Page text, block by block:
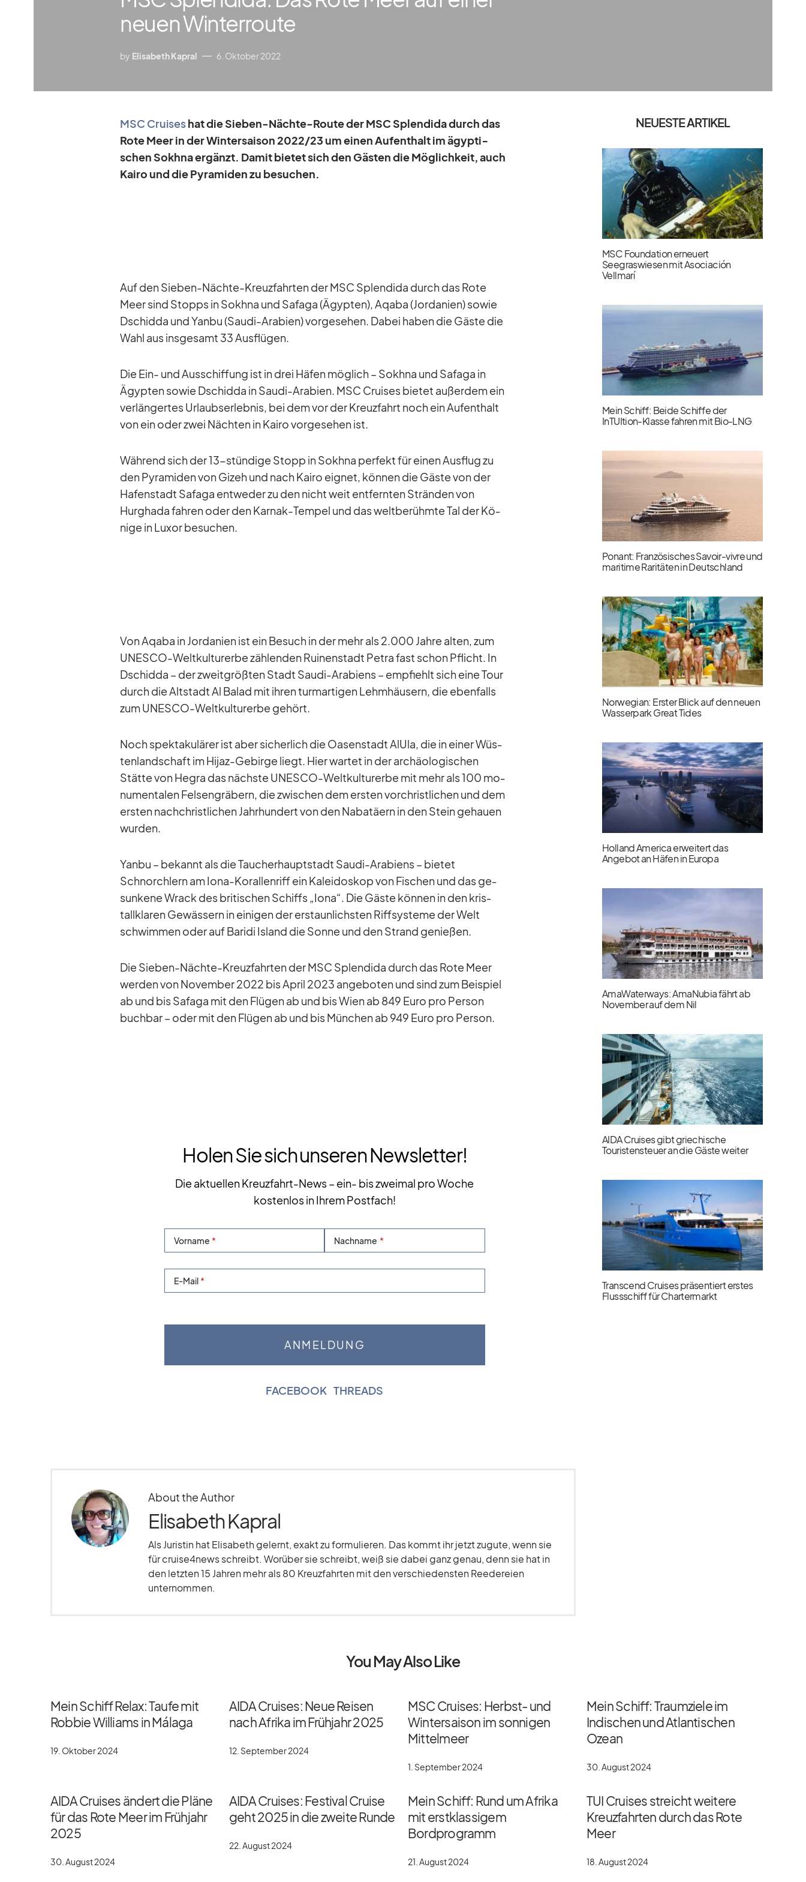
neuen Winterroute
by Elisabeth Kapral 6. Oktober 2022
MSC Crui­seshat die Sie­ben-Nächte-Route derMSC Sple­ndidadurch das
Rote Meerin der Win­ter­sai­son 2022/​23 um ei­nen Auf­ent­halt im ägyp­ti­
schen Sokhna er­gänzt. Da­mit bie­tet sich den Gäs­ten die Mög­lich­keit, auch
Kairo und die Py­ra­mi­den zu be­su­chen.
Auf den Sie­ben-Nächte-Kreuz­fahr­ten der MSC Sple­ndida durch das Rote
Meer sind Stopps in Sokhna und Sa­faga (Ägyp­ten), Aqaba (Jor­da­nien) so­wie
Dsch­idda und Yanbu (Saudi-Ara­bien) vor­ge­se­hen. Da­bei ha­ben die Gäste die
Wahl aus ins­ge­samt 33 Aus­flü­gen.
Die Ein- und Aus­schif­fung ist in drei Hä­fen mög­lich – Sokhna und Sa­faga in
Ägyp­ten so­wie Dsch­idda in Saudi-Ara­bien. MSC Crui­ses bie­tet au­ßer­dem ein
ver­län­ger­tes Ur­laubs­er­leb­nis, bei dem vor der Kreuz­fahrt noch ein Auf­ent­halt
von ein oder zwei Näch­ten in Kairo vor­ge­se­hen ist.
Wäh­rend sich der 13-stün­dige Stopp in Sokhna per­fekt für ei­nen Aus­flug zu
den Py­ra­mi­den von Gi­zeh und nach Kairo eig­net, kön­nen die Gäste von der
Ha­fen­stadt Sa­faga ent­we­der zu den nicht weit ent­fern­ten Strän­den von
Hurghada fah­ren oder den Kar­nak-Tem­pel und das welt­be­rühmte Tal der Kö­
nige in Lu­xor be­su­chen.
Von Aqaba in Jor­da­nien ist ein Be­such in der mehr als 2.000 Jahre al­ten, zum
UNESCO-Welt­kul­tur­erbe zäh­len­den Rui­nen­stadt Pe­tra fast schon Pflicht. In
Dsch­idda – der zweit­größ­ten Stadt Saudi-Ara­bi­ens – emp­fiehlt sich eine Tour
durch die Alt­stadt Al Ba­lad mit ih­ren turm­ar­ti­gen Lehm­häu­sern, die eben­falls
zum UNESCO-Welt­kul­tur­erbe ge­hört.
Noch spek­ta­ku­lä­rer ist aber si­cher­lich die Oa­sen­stadt AlUla, die in ei­ner Wüs­
ten­land­schaft im Hi­jaz-Ge­birge liegt. Hier war­tet in der ar­chäo­lo­gi­schen
Stätte von He­gra das nächste UNESCO-Welt­kul­tur­erbe mit mehr als 100 mo­
nu­men­ta­len Fel­sen­grä­bern, die zwi­schen dem ers­ten vor­christ­li­chen und dem
ers­ten nach­christ­li­chen Jahr­hun­dert von den Na­ba­tä­ern in den Stein ge­hauen
wur­den.
Yanbu – be­kannt als die Tau­cher­haupt­stadt Saudi-Ara­bi­ens – bie­tet
Schnorch­lern am Iona-Ko­ral­len­riff ein Ka­lei­do­skop von Fi­schen und das ge­
sun­kene Wrack des bri­ti­schen Schiffs „Iona“. Die Gäste kön­nen in den kris­
tall­kla­ren Ge­wäs­sern in ei­ni­gen der er­staun­lichs­ten Riff­sys­teme der Welt
schwim­men oder auf Ba­ridi Is­land die Sonne und den Strand ge­nie­ßen.
Die Sie­ben-Nächte-Kreuz­fahr­ten der MSC Sple­ndida durch das Rote Meer
wer­den von No­vem­ber 2022 bis April 2023 an­ge­bo­ten und sind zum Bei­spiel
ab und bis Sa­faga mit den Flü­gen ab und bis Wien ab 849 Euro pro Per­son
buch­bar – oder mit den Flü­gen ab und bis Mün­chen ab 949 Euro pro Per­son.
Holen Sie sich unseren Newsletter!
Die aktuellen Kreuzfahrt-News – ein- bis zweimal pro Woche
kostenlos in Ihrem Postfach!
Vorname Nachname
E-Mail
FACEBOOK |THREADS
About the Author
Elisabeth Kapral
Als Juristin hat Elisabeth gelernt, exakt zu formulieren. Das kommt ihr jetzt zugute, wenn sie
für cruise4news schreibt. Worüber sie schreibt, weiß sie dabei ganz genau, denn sie hat in
den letzten 15 Jahren mehr als 80 Kreuzfahrten mit den verschiedensten Reedereien
unternommen.
NEUESTE ARTIKEL
MSC Foundation erneuert
Seegraswiesen mit Asociación
Vellmarí
Mein Schiff: Beide Schiffe der
InTUItion-Klasse fahren mit Bio-LNG
Ponant: Französisches Savoir-vivre und
maritime Raritäten in Deutschland
Norwegian: Erster Blick auf den neuen
Wasserpark Great Tides
Holland America erweitert das
Angebot an Häfen in Europa
AmaWaterways: AmaNubia fährt ab
November auf dem Nil
AIDA Cruises gibt griechische
Touristensteuer an die Gäste weiter
Transcend Cruises präsentiert erstes
Flussschiff für Chartermarkt
You May Also Like
Mein Schiff Relax: Taufe mit
Robbie Williams in Málaga
19. Oktober 2024
AIDA Cruises: Neue Reisen
nach Afrika im Frühjahr 2025
12. September 2024
MSC Cruises: Herbst- und
Wintersaison im sonnigen
Mittelmeer
1. September 2024
Mein Schiff: Traumziele im
Indischen und Atlantischen
Ozean
30. August 2024
AIDA Cruises ändert die Pläne
für das Rote Meer im Frühjahr
2025
30. August 2024
AIDA Cruises: Festival Cruise
geht 2025 in die zweite Runde
22. August 2024
Mein Schiff: Rund um Afrika
mit erstklassigem
Bordprogramm
21. August 2024
TUI Cruises streicht weitere
Kreuzfahrten durch das Rote
Meer
18. August 2024